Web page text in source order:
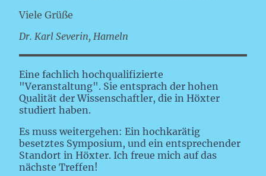
Viele Grüße
Dr. Karl Severin, Hameln
Eine fachlich hochqualifizierte
"Veranstaltung". Sie entsprach der hohen
Qualität der Wissenschaftler, die in Höxter
studiert haben.
Es muss weitergehen: Ein hochkarätig
besetztes Symposium, und ein entsprechender
Standort in Höxter. Ich freue mich auf das
nächste Treffen!